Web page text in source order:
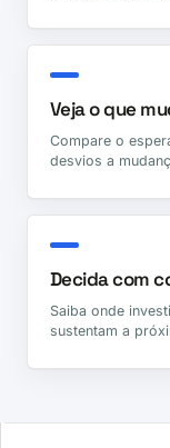
Veja o que
Compare o
desvios a
Decida com
Saiba onde
sustentam a